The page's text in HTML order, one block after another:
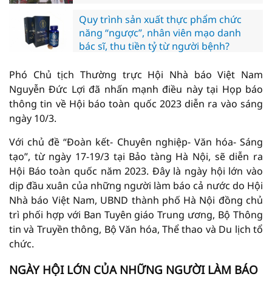
Quy trình sản xuất thực phẩm chức
năng “ngược”, nhân viên mạo danh
bác sĩ, thu tiền tỷ từ người bệnh?
Phó Chủ tịch Thường trực Hội Nhà báo Việt Nam
Nguyễn Đức Lợi đã nhấn mạnh điều này tại Họp báo
thông tin về Hội báo toàn quốc 2023 diễn ra vào sáng
ngày 10/3.
Với chủ đề “Đoàn kết- Chuyên nghiệp- Văn hóa- Sáng
tạo”, từ ngày 17-19/3 tại Bảo tàng Hà Nội, sẽ diễn ra
Hội Báo toàn quốc năm 2023. Đây là ngày hội lớn vào
dịp đầu xuân của những người làm báo cả nước do Hội
Nhà báo Việt Nam, UBND thành phố Hà Nội đồng chủ
trì phối hợp với Ban Tuyên giáo Trung ương, Bộ Thông
tin và Truyền thông, Bộ Văn hóa, Thể thao và Du lịch tổ
chức.
NGÀY HỘI LỚN CỦA NHỮNG NGƯỜI LÀM BÁO